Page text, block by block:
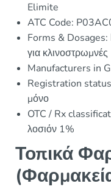
Elimite
ATC Code:
Forms & Dosages:
για κλινοστρωμνές
Manufacturers in
Registration
μόνο
OTC / Rx
λοσιόν 1%
Τοπικά